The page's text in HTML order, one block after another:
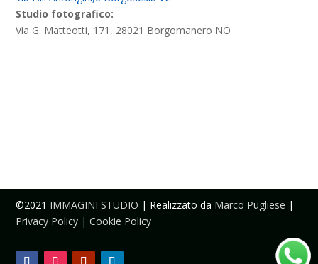
Studio fotografico:
Via G. Matteotti, 171, 28021 Borgomanero NO
©2021 IMMAGINI STUDIO | Realizzato da Marco Pugliese |
Privacy Policy |Cookie Policy